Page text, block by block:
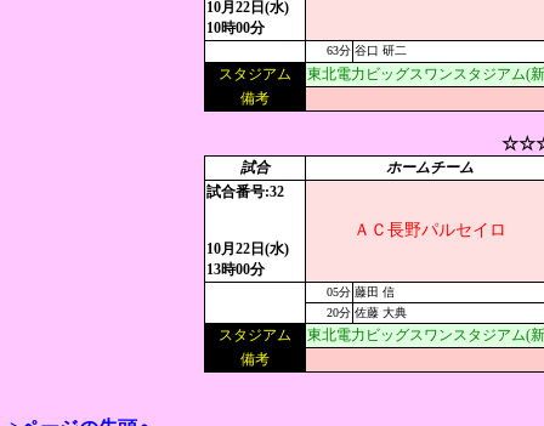
10月22日(水)
10時00分
63分 谷口 研二
スタジアム
東北電力ビッグスワンスタジアム(
備考
試合
ホームチーム
試合番号:32
10月22日(水)
13時00分
ＡＣ長野パルセイロ
05分 藤田 信
20分 佐藤 大典
スタジアム
東北電力ビッグスワンスタジアム(
備考